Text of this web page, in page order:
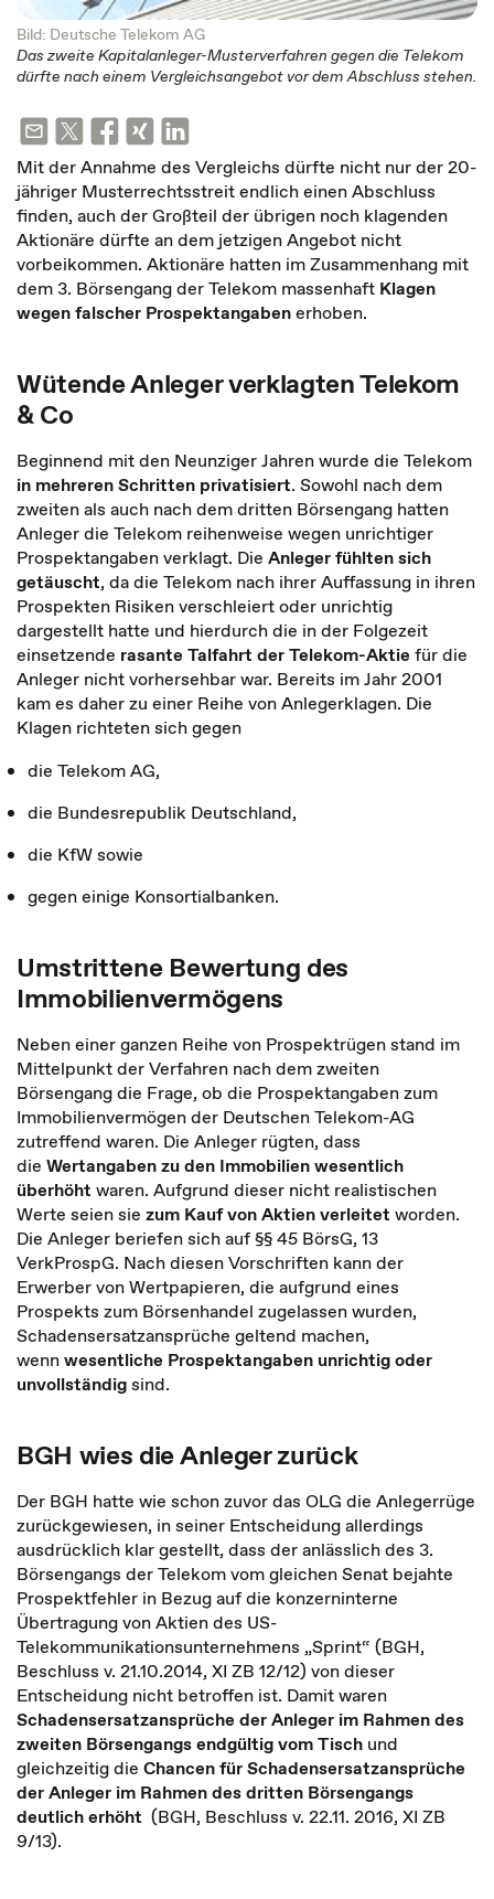
Bild: Deutsche Telekom AG
Das zweite Kapitalanleger-Musterverfahren gegen die Telekom
dürfte nach einem Vergleichsangebot vor dem Abschluss stehen.
Mit der Annahme des Vergleichs dürfte nicht nur der 20-
jähriger Musterrechtsstreit endlich einen Abschluss
finden, auch der Großteil der übrigen noch klagenden
Aktionäre dürfte an dem jetzigen Angebot nicht
vorbeikommen. Aktionäre hatten im Zusammenhang mit
dem 3. Börsengang der Telekom massenhaft Klagen
wegen falscher Prospektangabenerhoben.
Wütende Anleger verklagten Telekom
& Co
Beginnend mit den Neunziger Jahren wurde die Telekom
in mehreren Schritten privatisiert. Sowohl nach dem
zweiten als auch nach dem dritten Börsengang hatten
Anleger die Telekom reihenweise wegen unrichtiger
Prospektangaben verklagt. Die Anleger fühlten sich
getäuscht, da die Telekom nach ihrer Auffassung in ihren
Prospekten Risiken verschleiert oder unrichtig
dargestellt hatte und hierdurch die in der Folgezeit
einsetzende rasante Talfahrt der Telekom-Aktie für die
Anleger nicht vorhersehbar war. Bereits im Jahr 2001
kam es daher zu einer Reihe von Anlegerklagen. Die
Klagen richteten sich gegen
die Telekom AG,
die Bundesrepublik Deutschland,
die KfW sowie
gegen einige Konsortialbanken.
Umstrittene Bewertung des
Immobilienvermögens
Neben einer ganzen Reihe von Prospektrügen stand im
Mittelpunkt der Verfahren nach dem zweiten
Börsengang die Frage, ob die Prospektangaben zum
Immobilienvermögen der Deutschen Telekom-AG
zutreffend waren. Die Anleger rügten, dass
die Wertangaben zu den Immobilien wesentlich
überhöht waren. Aufgrund dieser nicht realistischen
Werte seien sie zum Kauf von Aktien verleitet worden.
Die Anleger beriefen sich auf §§ 45 BörsG, 13
VerkProspG. Nach diesen Vorschriften kann der
Erwerber von Wertpapieren, die aufgrund eines
Prospekts zum Börsenhandel zugelassen wurden,
Schadensersatzansprüche geltend machen,
wennwesentliche Prospektangaben unrichtig oder
unvollständigsind.
BGH wies die Anleger zurück
Der BGH hatte wie schon zuvor das OLG die Anlegerrüge
zurückgewiesen, in seiner Entscheidung allerdings
ausdrücklich klar gestellt, dass der anlässlich des 3.
Börsengangs der Telekom vom gleichen Senat bejahte
Prospektfehler in Bezug auf die konzerninterne
Übertragung von Aktien des US-
Telekommunikationsunternehmens „Sprint“ (BGH,
Beschluss v. 21.10.2014, XI ZB 12/12) von dieser
Entscheidung nicht betroffen ist. Damit waren
Schadensersatzansprüche der Anleger im Rahmen des
zweiten Börsengangs endgültig vom Tisch und
gleichzeitig die Chancen für Schadensersatzansprüche
der Anleger im Rahmen des dritten Börsengangs
deutlich erhöht (BGH, Beschluss v. 22.11. 2016, XI ZB
9/13).